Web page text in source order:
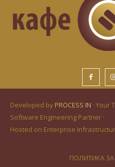
Developed by PROCESS IN · Your
Software Engineering Partner ·
Hosted on Enterprise
ПОЛИТИКА